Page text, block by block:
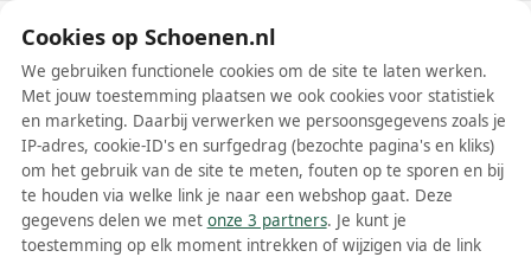
Schoenen.nl
Wis filters Alle filters
Nike Air Force 1 '07 damesschoenen
Cookies op Schoenen.nl
We gebruiken functionele cookies om de site te laten werken.
Met jouw toestemming plaatsen we ook cookies voor statistiek
en marketing. Daarbij verwerken we persoonsgegevens zoals je
IP-adres, cookie-ID's en surfgedrag (bezochte pagina's en kliks)
om het gebruik van de site te meten, fouten op te sporen en bij
te houden via welke link je naar een webshop gaat. Deze
gegevens delen we met onze 3 partners. Je kunt je
toestemming op elk moment intrekken of wijzigen via de link